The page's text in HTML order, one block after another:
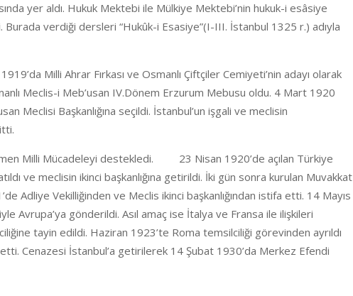
yer aldı. Hukuk Mektebi ile Mülkiye Mektebi’nin hukuk-i esâsiye
Burada verdiği dersleri “Hukûk-i Esasiye”(I-III. İstanbul 1325 r.) adıyla
Milli Ahrar Fırkası ve Osmanlı Çiftçiler Cemiyeti’nin adayı olarak
Meclis-i Meb’usan IV.Dönem Erzurum Mebusu oldu. 4 Mart 1920
Meclisi Başkanlığına seçildi. İstanbul’un işgali ve meclisin
Milli Mücadeleyi destekledi. 23 Nisan 1920’de açılan Türkiye
ve meclisin ikinci başkanlığına getirildi. İki gün sonra kurulan Muvakkat
Adliye Vekilliğinden ve Meclis ikinci başkanlığından istifa etti. 14 Mayıs
Avrupa’ya gönderildi. Asıl amaç ise İtalya ve Fransa ile ilişkileri
tayin edildi. Haziran 1923’te Roma temsilciliği görevinden ayrıldı
Cenazesi İstanbul’a getirilerek 14 Şubat 1930’da Merkez Efendi